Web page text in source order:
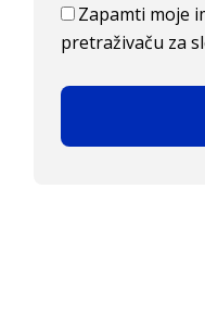
Zapamti moje
pretraživaču za